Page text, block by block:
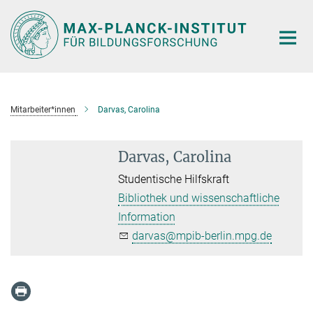
Hauptinhalt
Mitarbeiter*innen Darvas, Carolina
Darvas, Carolina
Studentische Hilfskraft
Bibliothek und wissenschaftliche
Information
darvas@mpib-berlin.mpg.de